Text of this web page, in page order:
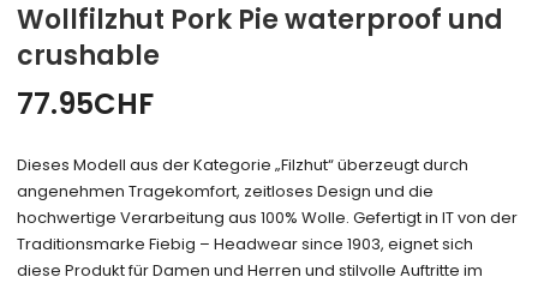
Wollfilzhut Pork Pie waterproof und
crushable
77.95CHF
Dieses Modell aus der Kategorie „Filzhut“ überzeugt durch
angenehmen Tragekomfort, zeitloses Design und die
hochwertige Verarbeitung aus 100% Wolle. Gefertigt in IT von der
Traditionsmarke Fiebig – Headwear since 1903, eignet sich
diese Produkt für Damen und Herren und stilvolle Auftritte im